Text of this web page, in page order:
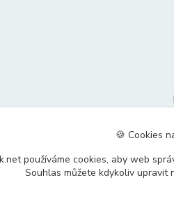
🍪 Cookies
používáme cookies, aby web
Souhlas můžete kdykoliv upravit